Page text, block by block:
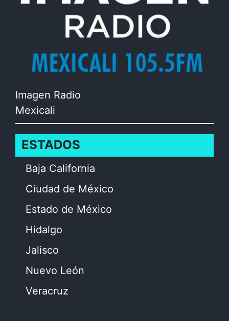
Imagen Radio
Mexicali
ESTADOS
Baja California
Ciudad de México
Estado de México
Hidalgo
Jalisco
Nuevo León
Veracruz